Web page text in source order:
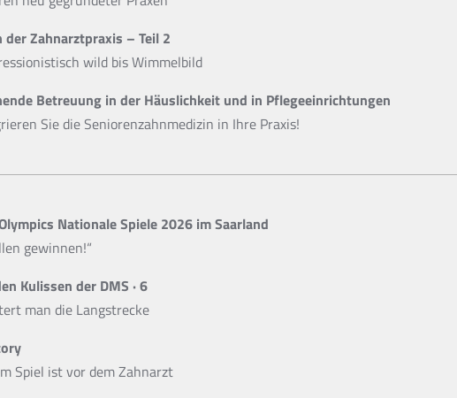
der Zahnarztpraxis – Teil 2
wild bis Wimmelbild
Betreuung in der Häuslichkeit und in Pflegeeinrichtungen
Sie die Seniorenzahnmedizin in Ihre Praxis!
Nationale Spiele 2026 im Saarland
gewinnen!“
Kulissen der DMS · 6
man die Langstrecke
Spiel ist vor dem Zahnarzt